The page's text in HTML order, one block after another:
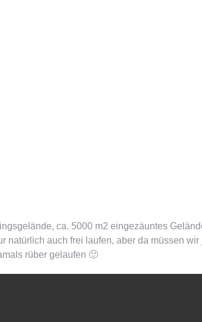
ca. 5000 m2 eingezäuntes
natürlich auch frei laufen, aber da müssen
rüber gelaufen 🙂